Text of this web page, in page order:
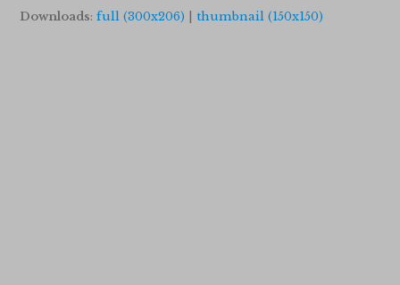
Downloads:full (300x206) thumbnail (150x150)